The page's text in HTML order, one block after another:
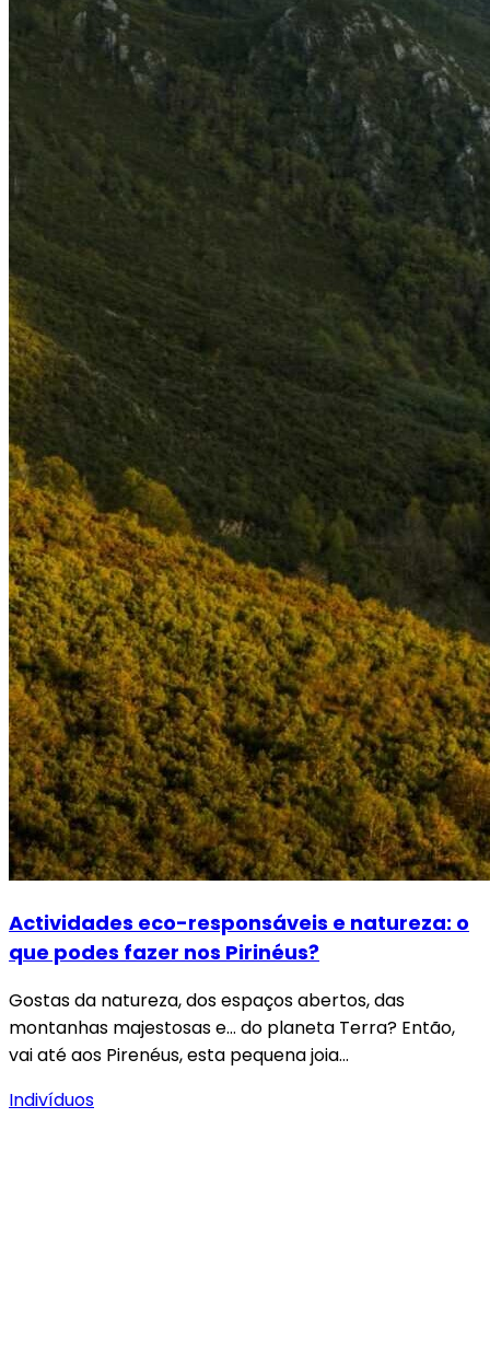
Actividades eco-responsáveis e natureza: o
que podes fazer nos Pirinéus?
Gostas da natureza, dos espaços abertos, das
montanhas majestosas e… do planeta Terra? Então,
vai até aos Pirenéus, esta pequena joia…
Indivíduos